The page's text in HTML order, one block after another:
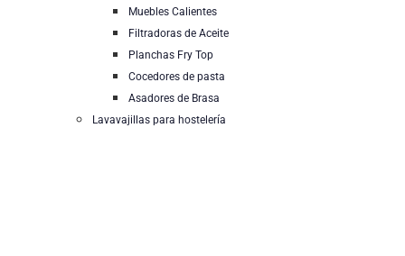
Muebles Calientes
Filtradoras de Aceite
Planchas Fry Top
Cocedores de pasta
Asadores de Brasa
Lavavajillas para hostelería